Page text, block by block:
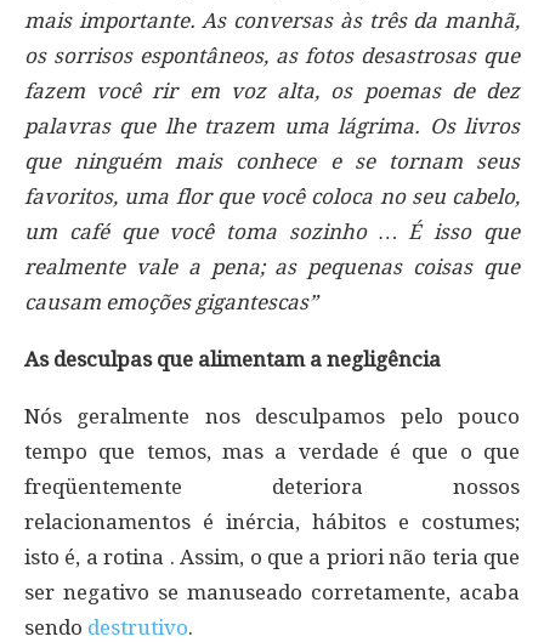
mais importante. As conversas às três da manhã,
os sorrisos espontâneos, as fotos desastrosas que
fazem você rir em voz alta, os poemas de dez
palavras que lhe trazem uma lágrima. Os livros
que ninguém mais conhece e se tornam seus
favoritos, uma flor que você coloca no seu cabelo,
um café que você toma sozinho … É isso que
realmente vale a pena; as pequenas coisas que
causam emoções gigantescas”
As desculpas que alimentam a negligência
Nós geralmente nos desculpamos pelo pouco
tempo que temos, mas a verdade é que o que
freqüentemente deteriora nossos
relacionamentos é inércia, hábitos e costumes;
isto é, a rotina . Assim, o que a priori não teria que
ser negativo se manuseado corretamente, acaba
sendo destrutivo.